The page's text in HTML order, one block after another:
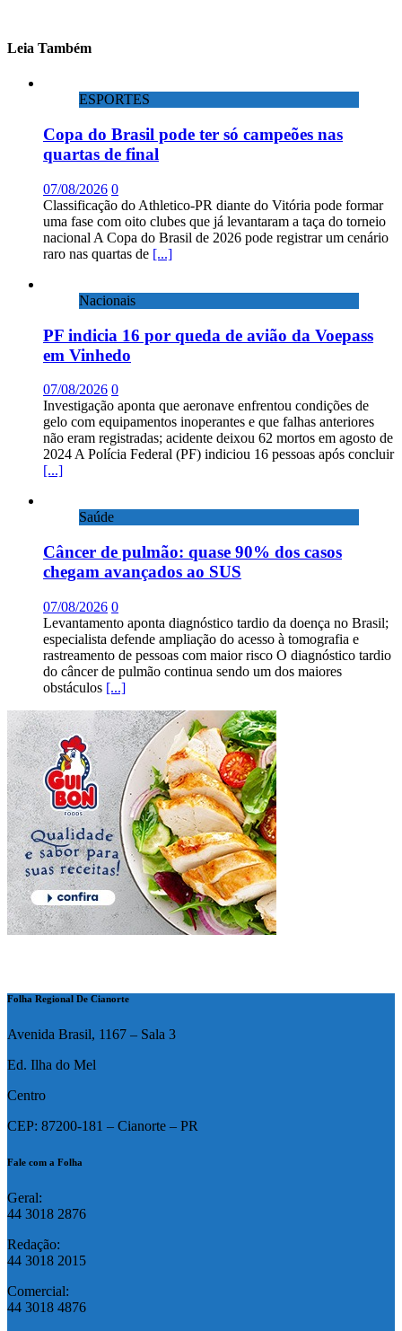
Leia Também
ESPORTES
Copa do Brasil pode ter só campeões nas
quartas de final
07/08/2026 0
Classificação do Athletico-PR diante do Vitória pode formar
uma fase com oito clubes que já levantaram a taça do torneio
nacional A Copa do Brasil de 2026 pode registrar um cenário
raro nas quartas de [...]
Nacionais
PF indicia 16 por queda de avião da Voepass
em Vinhedo
07/08/2026 0
Investigação aponta que aeronave enfrentou condições de
gelo com equipamentos inoperantes e que falhas anteriores
não eram registradas; acidente deixou 62 mortos em agosto de
2024 A Polícia Federal (PF) indiciou 16 pessoas após concluir
[...]
Saúde
Câncer de pulmão: quase 90% dos casos
chegam avançados ao SUS
07/08/2026 0
Levantamento aponta diagnóstico tardio da doença no Brasil;
especialista defende ampliação do acesso à tomografia e
rastreamento de pessoas com maior risco O diagnóstico tardio
do câncer de pulmão continua sendo um dos maiores
obstáculos [...]
Folha Regional De Cianorte
Avenida Brasil, 1167 – Sala 3
Ed. Ilha do Mel
Centro
CEP: 87200-181 – Cianorte – PR
Fale com a Folha
Geral:
44 3018 2876
Redação:
44 3018 2015
Comercial:
44 3018 4876